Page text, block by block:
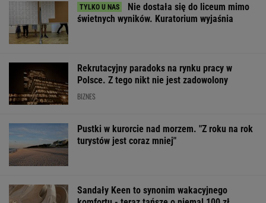
Nie dostała się do liceum mimo
świetnych wyników. Kuratorium wyjaśnia
Rekrutacyjny paradoks na rynku pracy w
Polsce. Z tego nikt nie jest zadowolony
BIZNES
Pustki w kurorcie nad morzem. "Z roku na rok
turystów jest coraz mniej"
Sandały Keen to synonim wakacyjnego